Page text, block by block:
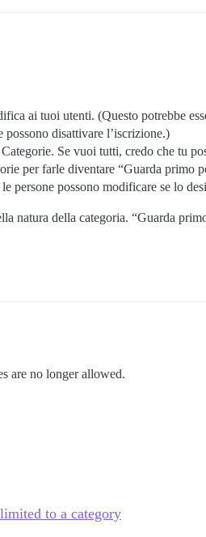
ai tuoi utenti. (Questo potrebbe
disattivare l’iscrizione.)
Se vuoi tutti, credo che tu
per farle diventare “Guarda primo
persone possono modificare se lo
natura della categoria. “Guarda
are no longer allowed.
to a category